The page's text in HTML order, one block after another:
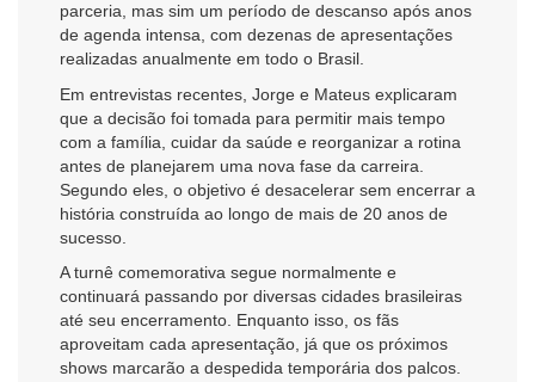
parceria, mas sim um período de descanso após anos
de agenda intensa, com dezenas de apresentações
realizadas anualmente em todo o Brasil.
Em entrevistas recentes, Jorge e Mateus explicaram
que a decisão foi tomada para permitir mais tempo
com a família, cuidar da saúde e reorganizar a rotina
antes de planejarem uma nova fase da carreira.
Segundo eles, o objetivo é desacelerar sem encerrar a
história construída ao longo de mais de 20 anos de
sucesso.
A turnê comemorativa segue normalmente e
continuará passando por diversas cidades brasileiras
até seu encerramento. Enquanto isso, os fãs
aproveitam cada apresentação, já que os próximos
shows marcarão a despedida temporária dos palcos.